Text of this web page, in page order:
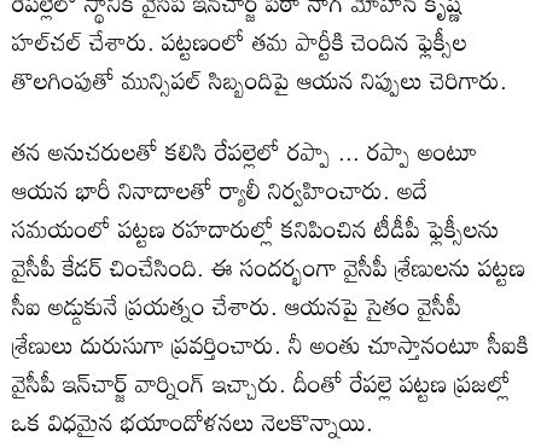
హల్‌చల్ చేశారు. పట్టణంలో తమ పార్టీకి చెందిన ఫ్లెక్సీల
తొలగింపుతో మున్సిపల్ సిబ్బందిపై ఆయన నిప్పులు చెరిగారు.
తన అనుచరులతో కలిసి రేపల్లెలో రప్పా ... రప్పా అంటూ
ఆయన భారీ నినాదాలతో ర్యాలీ నిర్వహించారు. అదే
సమయంలో పట్టణ రహదారుల్లో కనిపించిన టీడీపీ ఫ్లెక్సీలను
వైసీపీ కేడర్ చించేసింది. ఈ సందర్భంగా వైసీపీ శ్రేణులను పట్టణ
సీఐ అడ్డుకునే ప్రయత్నం చేశారు. ఆయనపై సైతం వైసీపీ
శ్రేణులు దురుసుగా ప్రవర్తించారు. నీ అంతు చూస్తానంటూ సీఐకి
వైసీపీ ఇన్‌చార్జ్ వార్నింగ్ ఇచ్చారు. దీంతో రేపల్లె పట్టణ ప్రజల్లో
ఒక విధమైన భయాందోళనలు నెలకొన్నాయి.